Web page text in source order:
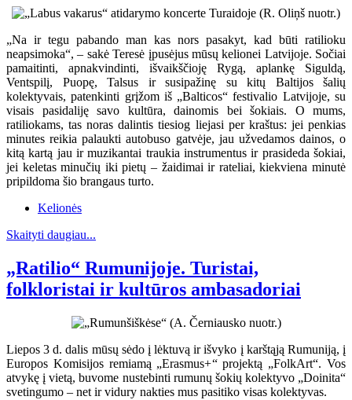
„Na ir tegu pabando man kas nors pasakyt, kad būti ratilioku
neapsimoka“, – sakė Teresė įpusėjus mūsų kelionei Latvijoje. Sočiai
pamaitinti, apnakvindinti, išvaikščioję Rygą, aplankę Siguldą,
Ventspilį, Puopę, Talsus ir susipažinę su kitų Baltijos šalių
kolektyvais, patenkinti grįžom iš „Balticos“ festivalio Latvijoje, su
visais pasidaliję savo kultūra, dainomis bei šokiais. O mums,
ratiliokams, tas noras dalintis tiesiog liejasi per kraštus: jei penkias
minutes reikia palaukti autobuso gatvėje, jau užvedamos dainos, o
kitą kartą jau ir muzikantai traukia instrumentus ir prasideda šokiai,
jei keletas minučių iki pietų – žaidimai ir rateliai, kiekviena minutė
pripildoma šio brangaus turto.
Kelionės
Skaityti daugiau...
„Ratilio“ Rumunijoje. Turistai,
folkloristai ir kultūros ambasadoriai
Liepos 3 d. dalis mūsų sėdo į lėktuvą ir išvyko į karštąją Rumuniją, į
Europos Komisijos remiamą „Erasmus+“ projektą „FolkArt“. Vos
atvykę į vietą, buvome nustebinti rumunų šokių kolektyvo „Doinita“
svetingumo – net ir vidury nakties mus pasitiko visas kolektyvas.